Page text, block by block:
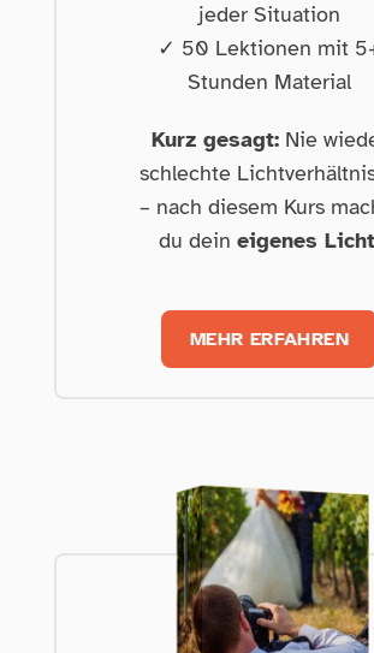
jeder Situation
✓ 50 Lektionen mit
Stunden Material
Kurz gesagt:Nie
schlechte
– nach diesem Kurs
du dein eigenes Licht
MEHR ERFAHREN